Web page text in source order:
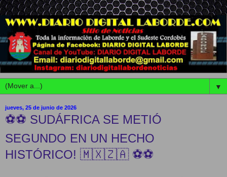
▼
jueves, 25 de junio de 2026
⚽️⚽️ SUDÁFRICA SE METIÓ
SEGUNDO EN UN HECHO
HISTÓRICO! 🇲🇽🇿🇦 ⚽️⚽️